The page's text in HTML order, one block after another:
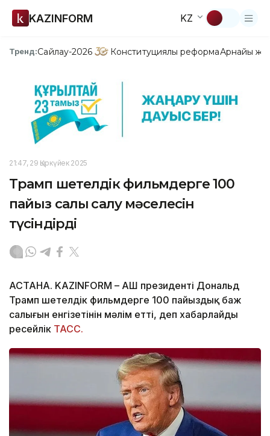
KAZINFORM KZ
Тренд:Сайлау-2026 Конституциялық реформаАрнайы
21:47, 29 Қыркүйек 2025
Трамп шетелдік фильмдерге 100
пайыз салық салу мәселесін
түсіндірді
АСТАНА. KAZINFORM – АҚШ президенті Дональд
Трамп шетелдік фильмдерге 100 пайыздық баж
салығын енгізетінін мәлім етті, деп хабарлайды
ресейлік ТАСС.